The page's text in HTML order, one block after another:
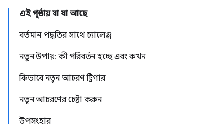
এই পৃষ্ঠায় যা যা আছে
বর্তমান পদ্ধতির সাথে চ্যালেঞ্জ
নতুন উপায়: কী পরিবর্তন হচ্ছে এবং কখন
কিভাবে নতুন আচরণ ট্রিগার
নতুন আচরণের চেষ্টা করুন
উপসংহার